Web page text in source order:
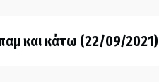
και κάτω (22/09/2021)